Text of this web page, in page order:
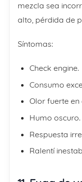
mezcla sea
alto, pérdida de
Síntomas:
Check engine.
Consumo
Olor fuerte en
Humo oscuro.
Respuesta
Ralentí